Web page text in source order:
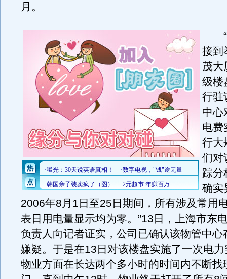
月。
“
接到
茂大
级楼
行驻
中心
电费
行大
们对
踪分
确实
2006年8月1日至25日期间，所有涉及常用
表日用电量显示均为零。”13日，上海市东
负责人向记者证实，公司已确认该物管中心
嫌疑。于是在13日对该楼盘实施了一次电
物业方面在长达两个多小时的时间内不断找